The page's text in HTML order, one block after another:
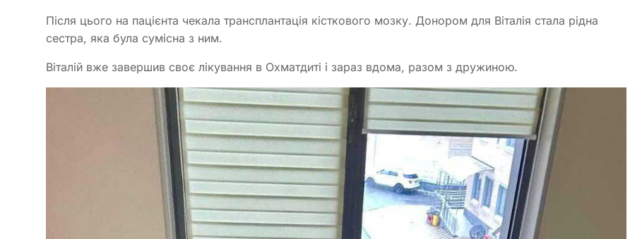
Після цього на пацієнта чекала трансплантація кісткового мозку. Донором для Віталія стала рідна
сестра, яка була сумісна з ним.
Віталій вже завершив своє лікування в Охматдиті і зараз вдома, разом з дружиною.